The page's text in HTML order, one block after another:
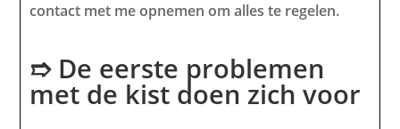
contact met me opnemen om alles te regelen.
➱ De eerste problemen
met de kist doen zich voor